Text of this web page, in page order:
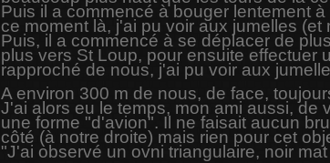
Puis il a commencé à bouger lentement
ce moment là, j'ai pu voir aux jumelles
Puis, il a commencé à se déplacer de
plus vers St Loup, pour ensuite effectuer
rapproché de nous, j'ai pu voir aux
A environ 300 m de nous, de face,
J'ai alors eu le temps, mon ami aussi, de
une forme "d'avion". Il ne faisait aucun
côté (à notre droite) mais rien pour cet
"J'ai observé un ovni triangulaire, noir